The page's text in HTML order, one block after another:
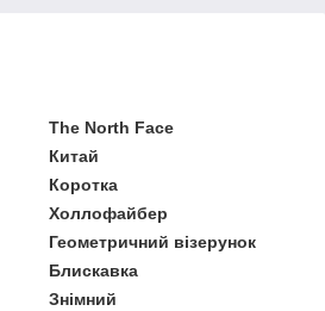
The North Face
Китай
Коротка
Холлофайбер
Геометричний візерунок
Блискавка
Знімний